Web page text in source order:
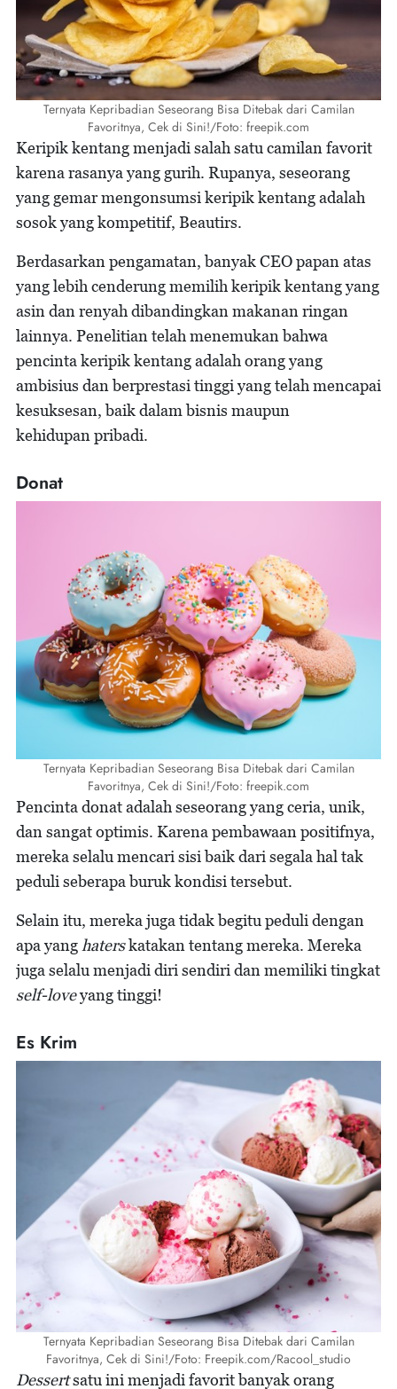
Ternyata Kepribadian Seseorang Bisa Ditebak dari Camilan
Favoritnya, Cek di Sini!/Foto: freepik.com
Keripik kentang menjadi salah satu camilan favorit
karena rasanya yang gurih. Rupanya, seseorang
yang gemar mengonsumsi keripik kentang adalah
sosok yang kompetitif, Beautirs.
Berdasarkan pengamatan, banyak CEO papan atas
yang lebih cenderung memilih keripik kentang yang
asin dan renyah dibandingkan makanan ringan
lainnya. Penelitian telah menemukan bahwa
pencinta keripik kentang adalah orang yang
ambisius dan berprestasi tinggi yang telah mencapai
kesuksesan, baik dalam bisnis maupun
kehidupan pribadi.
Donat
Ternyata Kepribadian Seseorang Bisa Ditebak dari Camilan
Favoritnya, Cek di Sini!/Foto: freepik.com
Pencinta donat adalah seseorang yang ceria, unik,
dan sangat optimis. Karena pembawaan positifnya,
mereka selalu mencari sisi baik dari segala hal tak
peduli seberapa buruk kondisi tersebut.
Selain itu, mereka juga tidak begitu peduli dengan
apa yanghaterskatakan tentang mereka. Mereka
juga selalu menjadi diri sendiri dan memiliki tingkat
self-loveyang tinggi!
Es Krim
Ternyata Kepribadian Seseorang Bisa Ditebak dari Camilan
Favoritnya, Cek di Sini!/Foto: Freepik.com/Racool_studio
Dessertsatu ini menjadi favorit banyak orang